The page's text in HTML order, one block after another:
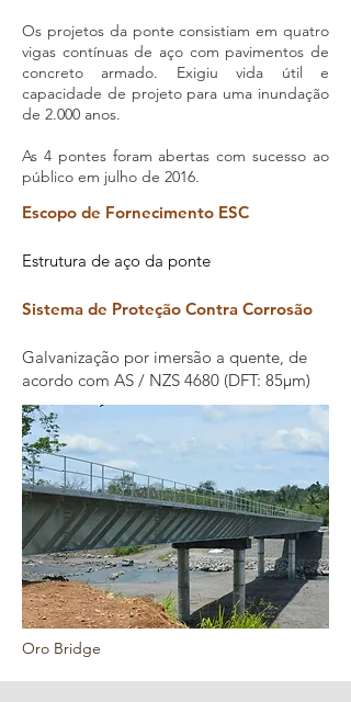
Os projetos da ponte consistiam em quatro
vigas contínuas de aço com pavimentos de
concreto armado. Exigiu vida útil e
capacidade de projeto para uma inundação
de 2.000 anos.
As 4 pontes foram abertas com sucesso ao
público em julho de 2016.
Escopo de Fornecimento ESC
Estrutura de aço da ponte
Sistema de Proteção Contra Corrosão
Galvanização por imersão a quente, de
acordo com AS / NZS 4680 (DFT: 85µm)
Oro Bridge